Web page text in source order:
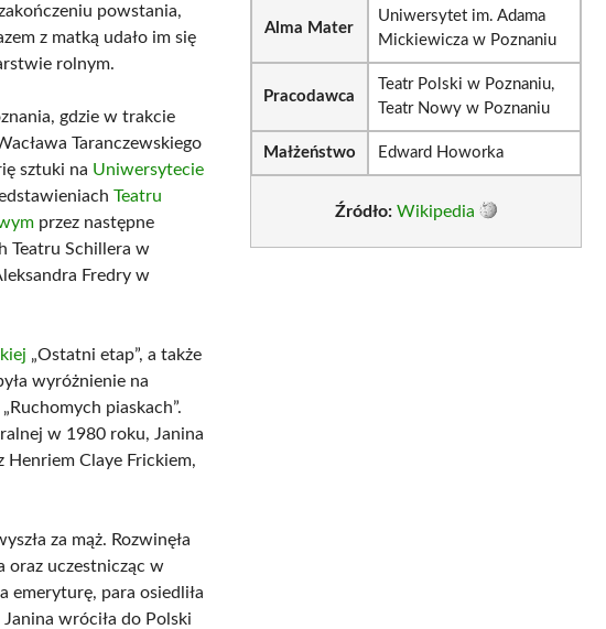
powstania,
z matką udało im się
rolnym.
gdzie w trakcie
Taranczewskiego
sztuki na Uniwersytecie
Teatru
przez następne
Teatru Schillera w
Fredry w
„Ostatni etap”, a także
wyróżnienie na
piaskach”.
w 1980 roku, Janina
Henriem Claye Frickiem,
za mąż. Rozwinęła
oraz uczestnicząc w
emeryturę, para osiedliła
wróciła do Polski
Alma Mater
Uniwersytet im. Adama
Mickiewicza w Poznaniu
Pracodawca
Teatr Polski w Poznaniu,
Teatr Nowy w Poznaniu
Małżeństwo Edward Howorka
Źródło: Wikipedia